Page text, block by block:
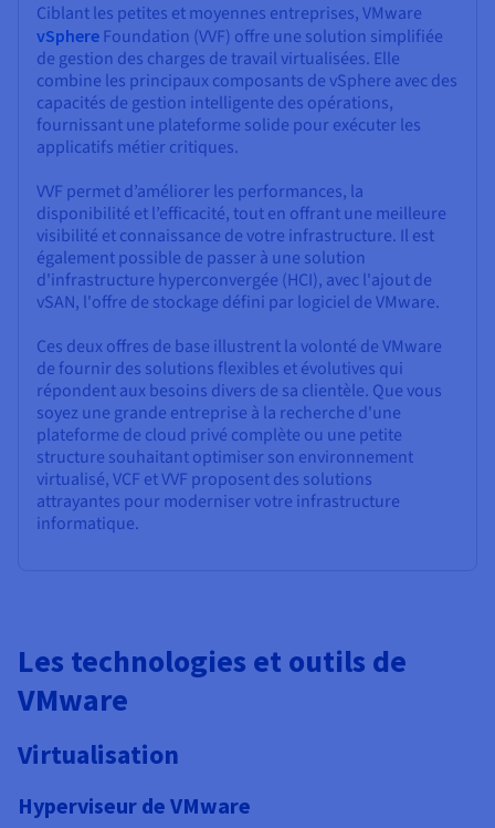
Ciblant les petites et moyennes entreprises, VMware
vSphere Foundation (VVF) offre une solution simplifiée
de gestion des charges de travail virtualisées. Elle
combine les principaux composants de vSphere avec des
capacités de gestion intelligente des opérations,
fournissant une plateforme solide pour exécuter les
applicatifs métier critiques.
VVF permet d’améliorer les performances, la
disponibilité et l’efficacité, tout en offrant une meilleure
visibilité et connaissance de votre infrastructure. Il est
également possible de passer à une solution
d'infrastructure hyperconvergée (HCI), avec l'ajout de
vSAN, l'offre de stockage défini par logiciel de VMware.
Ces deux offres de base illustrent la volonté de VMware
de fournir des solutions flexibles et évolutives qui
répondent aux besoins divers de sa clientèle. Que vous
soyez une grande entreprise à la recherche d'une
plateforme de cloud privé complète ou une petite
structure souhaitant optimiser son environnement
virtualisé, VCF et VVF proposent des solutions
attrayantes pour moderniser votre infrastructure
informatique.
Les technologies et outils de
VMware
Virtualisation
Hyperviseur de VMware